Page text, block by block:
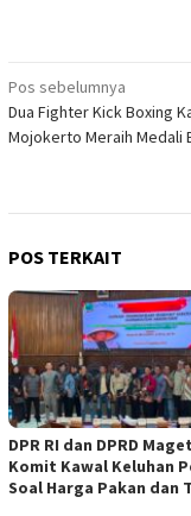
Navigasi
pos
Pos sebelumnya
Dua Fighter Kick Boxing
Mojokerto Meraih Medali
POS TERKAIT
DPR RI dan DPRD
Komit Kawal Keluhan
Soal Harga Pakan dan